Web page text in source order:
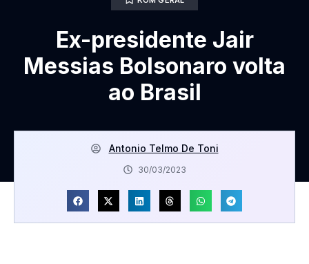
Ex-presidente Jair
Messias Bolsonaro volta
ao Brasil
Antonio Telmo De Toni
30/03/2023